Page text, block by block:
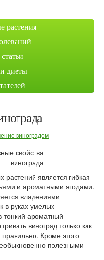
растения
диеты
виноградом
растений является гибкая
и ароматными ягодами.
владениями
в руках умелых
тонкий ароматный
виноград только как
Кроме этого
полезными